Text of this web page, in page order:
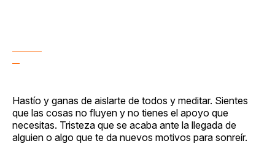
Hastío y ganas de aislarte de todos y meditar. Sientes
que las cosas no fluyen y no tienes el apoyo que
necesitas. Tristeza que se acaba ante la llegada de
alguien o algo que te da nuevos motivos para sonreír.